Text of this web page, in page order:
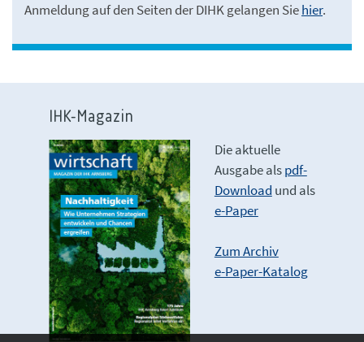
Anmeldung auf den Seiten der DIHK gelangen Siehier.
IHK-Magazin
Die aktuelle
Ausgabe alspdf-
Download und als
e-Paper
Zum Archiv
e-Paper-Katalog